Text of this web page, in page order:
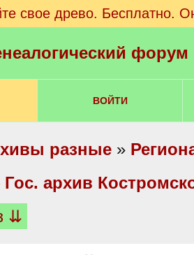
свое древо. Бесплатно.
ВОЙТИ
разные »
Гос. архив
⇊